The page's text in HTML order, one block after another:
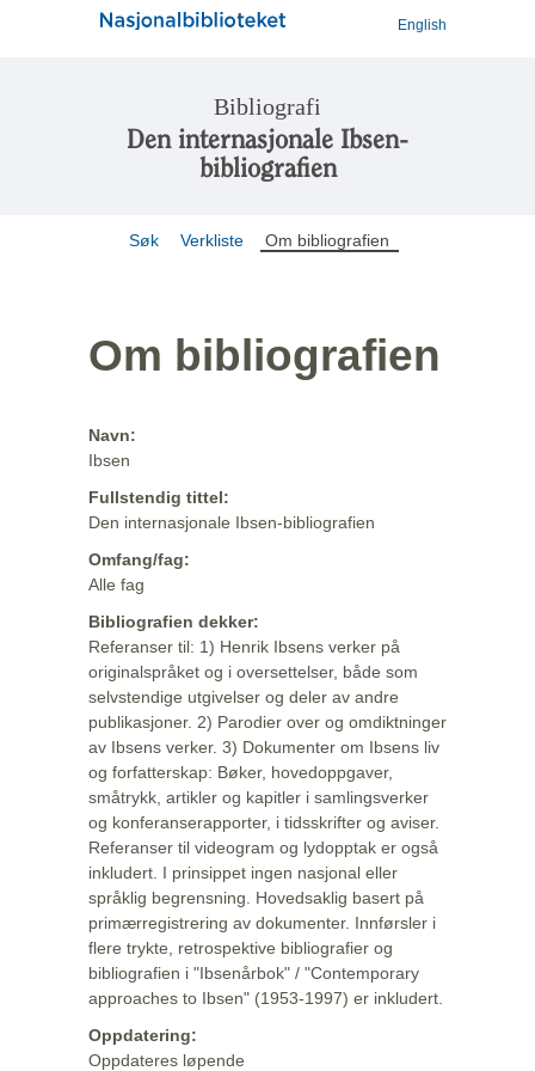
English
Bibliografi
Den internasjonale Ibsen-
bibliografien
Søk Verkliste Om bibliografien
Om bibliografien
Navn:
Ibsen
Fullstendig tittel:
Den internasjonale Ibsen-bibliografien
Omfang/fag:
Alle fag
Bibliografien dekker:
Referanser til: 1) Henrik Ibsens verker på
originalspråket og i oversettelser, både som
selvstendige utgivelser og deler av andre
publikasjoner. 2) Parodier over og omdiktninger
av Ibsens verker. 3) Dokumenter om Ibsens liv
og forfatterskap: Bøker, hovedoppgaver,
småtrykk, artikler og kapitler i samlingsverker
og konferanserapporter, i tidsskrifter og aviser.
Referanser til videogram og lydopptak er også
inkludert. I prinsippet ingen nasjonal eller
språklig begrensning. Hovedsaklig basert på
primærregistrering av dokumenter. Innførsler i
flere trykte, retrospektive bibliografier og
bibliografien i "Ibsenårbok" / "Contemporary
approaches to Ibsen" (1953-1997) er inkludert.
Oppdatering:
Oppdateres løpende